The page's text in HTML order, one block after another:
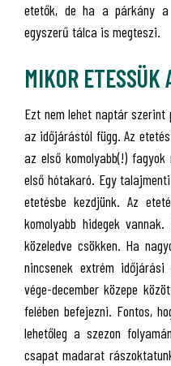
etetők, de ha a párkány a
egyszerű tálca is megteszi.
MIKOR ETESSÜK
Ezt nem lehet naptár szerint
az időjárástól függ. Az
az első komolyabb(!)
első hótakaró. Egy
etetésbe kezdjünk. Az
komolyabb hidegek
közeledve csökken. Ha
nincsenek extrém időjárási
vége-december közepe
felében befejezni. Fontos,
lehetőleg a szezon
csapat madarat